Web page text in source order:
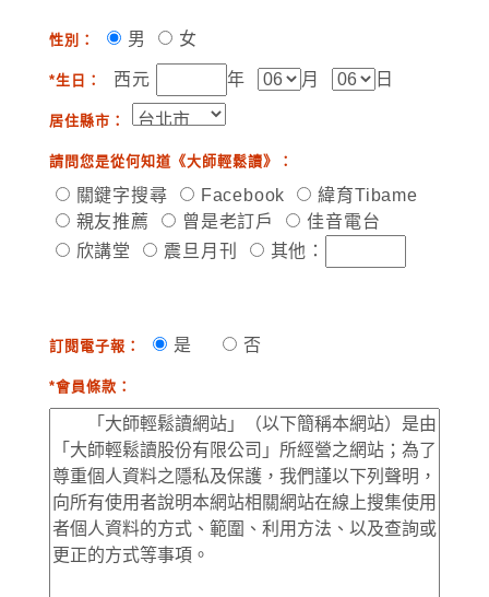
性別： 男 女
*生日： 西元 年 月 日
居住縣市：
請問您是從何知道《大師輕鬆讀》：
關鍵字搜尋 Facebook
緯育Tibame
親友推薦
曾是老訂戶
佳音電台
欣講堂
震旦月刊 其他：
訂閱電子報： 是 否
*會員條款：